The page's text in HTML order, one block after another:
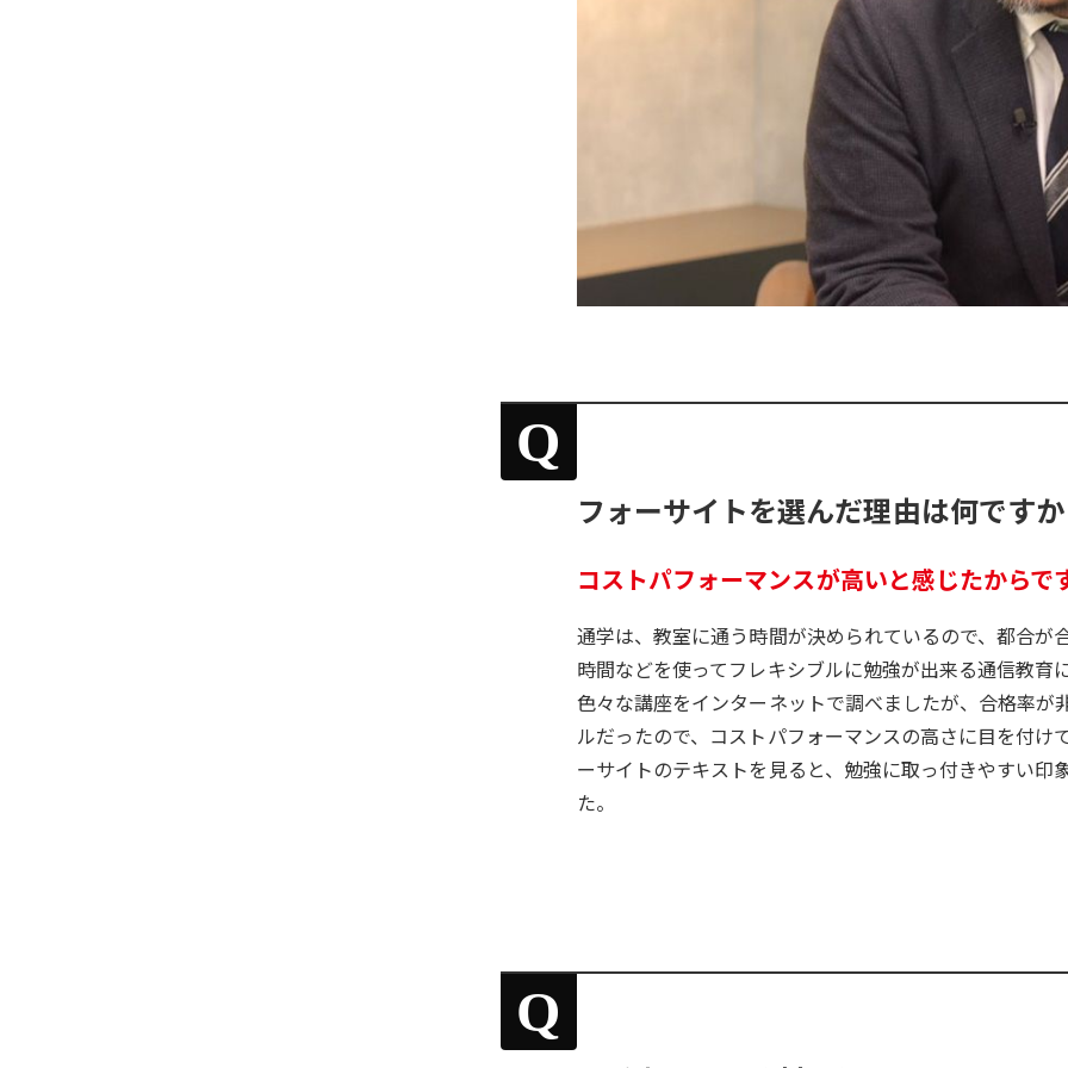
Q
フォーサイトを選んだ理由は何です
コストパフォーマンスが高いと感じたからで
通学は、教室に通う時間が決められているので、都合が
時間などを使ってフレキシブルに勉強が出来る通信教育
色々な講座をインターネットで調べましたが、合格率が
ルだったので、コストパフォーマンスの高さに目を付
ーサイトのテキストを見ると、勉強に取っ付きやすい印
た。
Q